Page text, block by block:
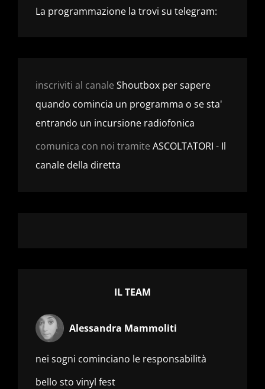
La programmazione la trovi su telegram:
inscriviti al canale Shoutbox per sapere
quando comincia un programma o se sta'
entrando un incursione radiofonica
comunica con noi tramite ASCOLTATORI - Il
canale della diretta
IL TEAM
Alessandra Mammoliti
nei sogni cominciano le responsabilità
bello sto vinyl fest